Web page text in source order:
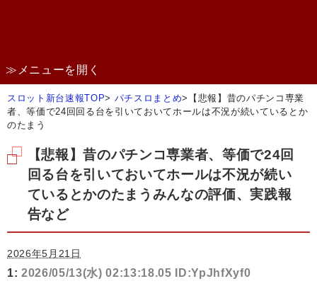
≫メニューを開く
スロット新台速報TOP> パチスロまとめ>
【悲報】昔のパチンコ専業
者、等価で24回回る台を引いておいてホールは不況が続いているとか
のたまう
【悲報】昔のパチンコ専業者、等価で24回
回る台を引いておいてホールは不況が続い
ているとかのたまうみんなの評価、実践報
告など
2026年5月21日
1: 2026/05/13(水) 02:13:18.05 ID:YpJhfXyf0